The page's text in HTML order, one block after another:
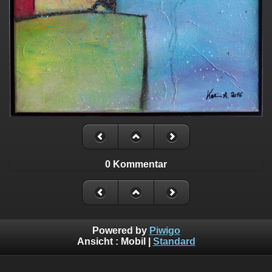
0 Kommentar
Powered by Piwigo
Ansicht : Mobil Standard